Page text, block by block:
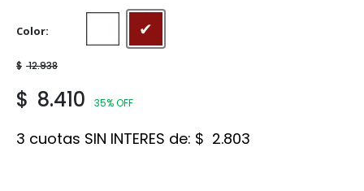
Color Rojo
$ 12.938
$ 8.410 35% OFF
3 cuotas SIN INTERES de: $ 2.803